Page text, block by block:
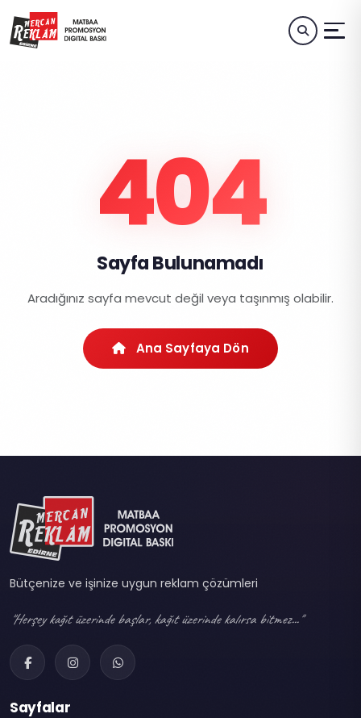
404
Sayfa Bulunamadı
Aradığınız sayfa mevcut değil veya taşınmış olabilir.
Ana Sayfaya Dön
Bütçenize ve işinize uygun reklam çözümleri
"Herşey kağıt üzerinde başlar, kağıt üzerinde kalırsa bitmez..."
Sayfalar